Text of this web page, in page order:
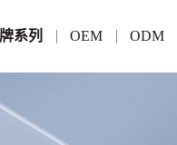
系列 OEM ODM